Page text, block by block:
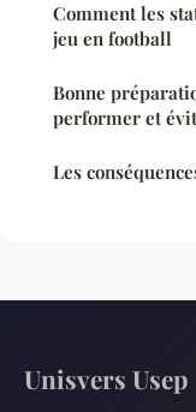
Comment les
jeu en football
Bonne
performer et
Les
Unisvers Usep